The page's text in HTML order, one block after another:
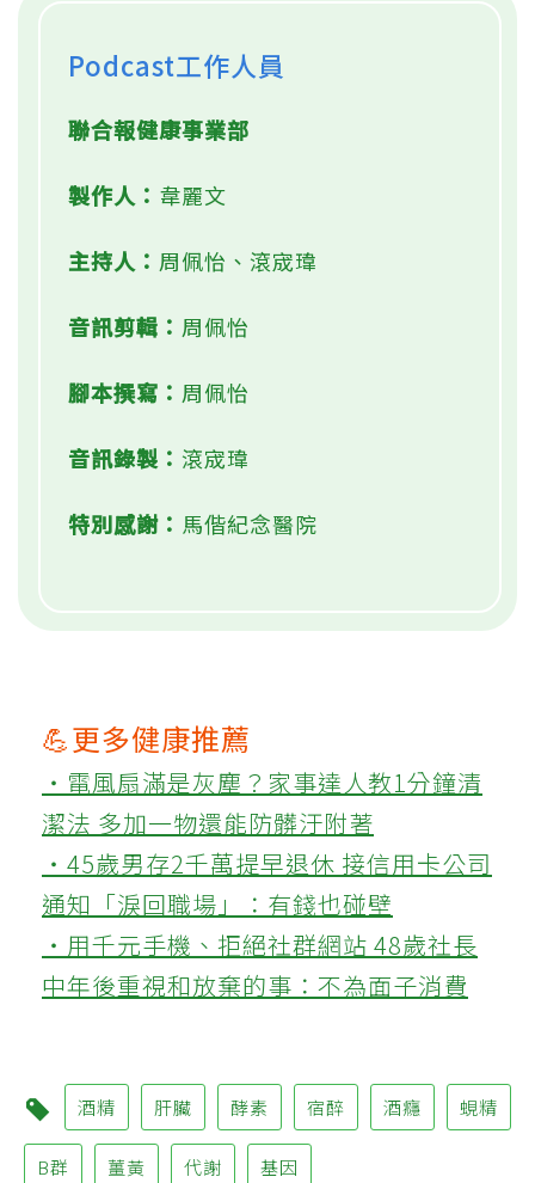
Podcast工作人員
聯合報健康事業部
製作人： 韋麗文
主持人： 周佩怡、滾宬瑋
音訊剪輯： 周佩怡
腳本撰寫： 周佩怡
音訊錄製： 滾宬瑋
特別感謝： 馬偕紀念醫院
💪更多健康推薦
‧電風扇滿是灰塵？家事達人教1分鐘清
潔法 多加一物還能防髒汙附著
‧45歲男存2千萬提早退休 接信用卡公司
通知「淚回職場」：有錢也碰壁
‧用千元手機、拒絕社群網站 48歲社長
中年後重視和放棄的事：不為面子消費
酒精 肝臟 酵素 宿醉 酒癮 蜆精
B群 薑黃 代謝 基因